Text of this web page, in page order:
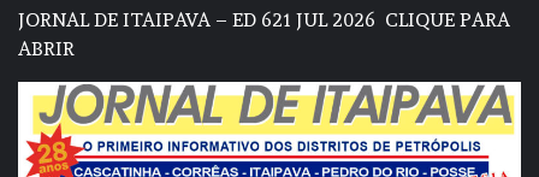
JORNAL DE ITAIPAVA – ED 621 JUL 2026 CLIQUE PARA
ABRIR